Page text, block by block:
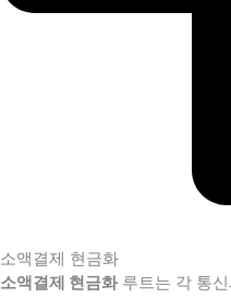
소액결제 현금화
소액결제 현금화루트는 각 통신